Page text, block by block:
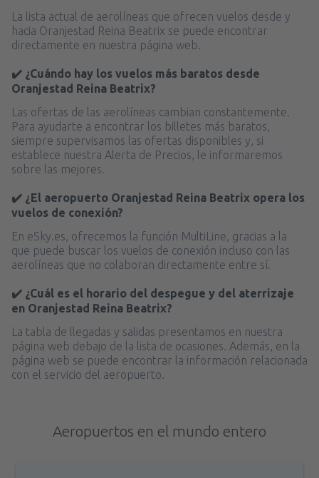
La lista actual de aerolíneas que ofrecen vuelos desde y
hacia Oranjestad Reina Beatrix se puede encontrar
directamente en nuestra página web.
✔️ ¿Cuándo hay los vuelos más baratos desde
Oranjestad Reina Beatrix?
Las ofertas de las aerolíneas cambian constantemente.
Para ayudarte a encontrar los billetes más baratos,
siempre supervisamos las ofertas disponibles y, si
establece nuestra Alerta de Precios, le informaremos
sobre las mejores.
✔️ ¿El aeropuerto Oranjestad Reina Beatrix opera los
vuelos de conexión?
En eSky.es, ofrecemos la función MultiLine, gracias a la
que puede buscar los vuelos de conexión incluso con las
aerolíneas que no colaboran directamente entre sí.
✔️ ¿Cuál es el horario del despegue y del aterrizaje
en Oranjestad Reina Beatrix?
La tabla de llegadas y salidas presentamos en nuestra
página web debajo de la lista de ocasiones. Además, en la
página web se puede encontrar la información relacionada
con el servicio del aeropuerto.
Aeropuertos en el mundo entero